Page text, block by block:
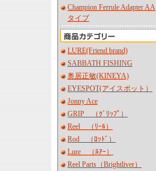
Champion Ferrule Adapter AA
タイプ
LURE(Friend brand)
SABBATH FISHING
奥居正敏(KINEYA)
EYESPOT(アイスポット）
Jonny Ace
GRIP （ｸﾞﾘｯﾌﾟ）
Reel （ﾘｰﾙ）
Rod （ﾛｯﾄﾞ）
Lure （ﾙｱｰ）
Reel Parts（Brightliver）